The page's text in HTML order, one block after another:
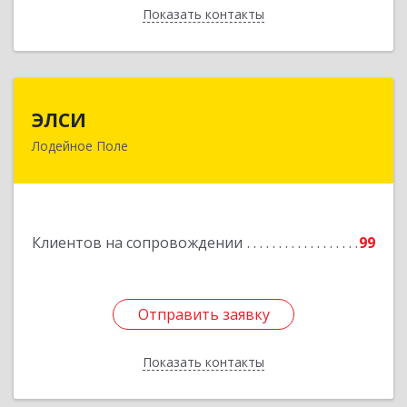
Показать контакты
Назад
ЭЛСИ
Лодейное Поле
Клиентов на сопровождении 99
Отправить заявку
Показать контакты
187700, Ленинградская обл, Лодейное Поле г,
Отправить заявку
Назад